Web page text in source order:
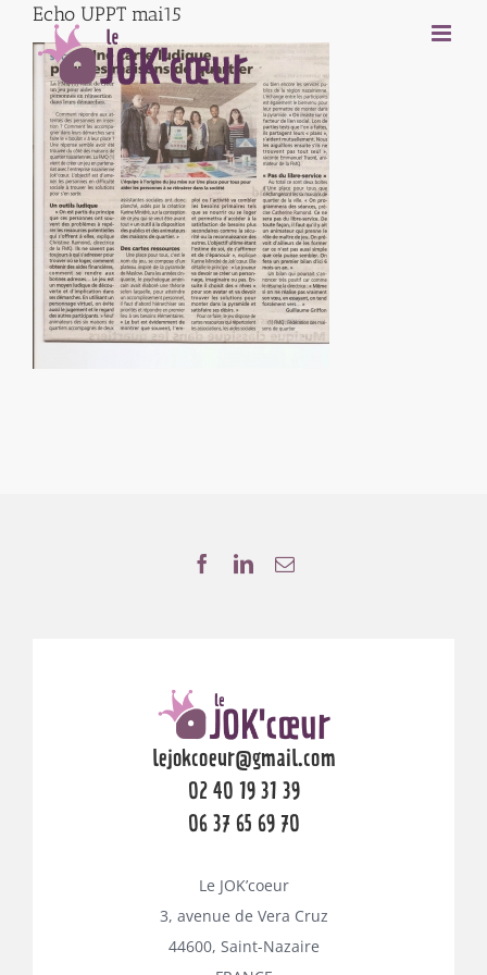
Passer
contenu
Echo UPPT mai15
lejokcoeur@gmail.com
02 40 19 31 39
06 37 65 69 70
Le JOK’coeur
3, avenue de Vera Cruz
44600, Saint-Nazaire